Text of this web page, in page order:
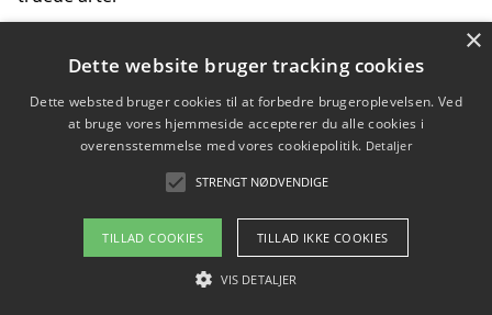
Hvordan kan gaver til unge voksne støtte bevarelsen
Copyright 2026 - Pilanto Aps
Om / kontakt
Blog Betingelser
×
Dette website bruger tracking cookies
Dette websted bruger cookies til at forbedre brugeroplevelsen. Ved
at bruge vores hjemmeside accepterer du alle cookies i
overensstemmelse med vores cookiepolitik. Detaljer
STRENGT NØDVENDIGE
TILLAD COOKIES TILLAD IKKE COOKIES
VIS DETALJER